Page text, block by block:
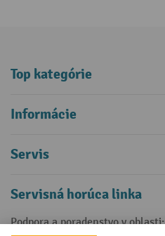
Top kategórie
Informácie
Servis
Servisná horúca linka
Podpora a poradenstvo v oblasti: